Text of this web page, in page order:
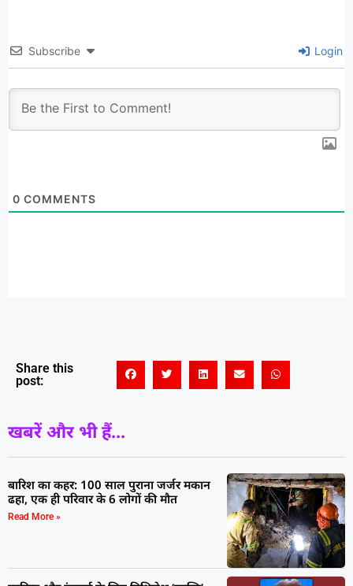
Subscribe Login
0 COMMENTS
Share this
post:
खबरें और भी हैं...
बारिश का कहर: 100 साल पुराना जर्जर मकान
ढहा, एक ही परिवार के 6 लोगों की मौत
Read More »